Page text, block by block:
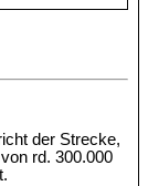
der Strecke,
rd. 300.000